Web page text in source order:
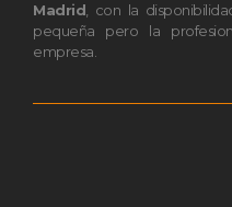
Madrid, con la
pequeña pero la
empresa.